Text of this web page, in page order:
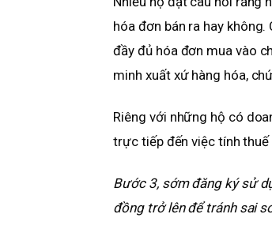
hóa đơn bán ra hay
đầy đủ hóa đơn mua vào
minh xuất xứ hàng hóa,
Riêng với những hộ có
trực tiếp đến việc tính
Bước 3, sớm đăng ký sử
đồng trở lên để tránh sai